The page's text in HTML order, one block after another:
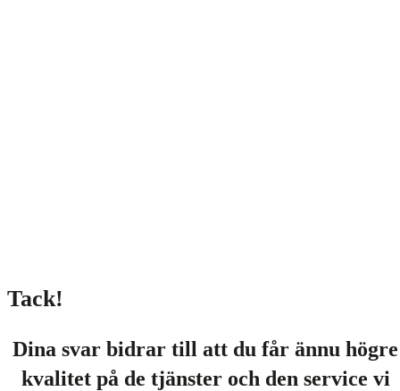
Tack!
Dina svar bidrar till att du får ännu högre
kvalitet på de tjänster och den service vi